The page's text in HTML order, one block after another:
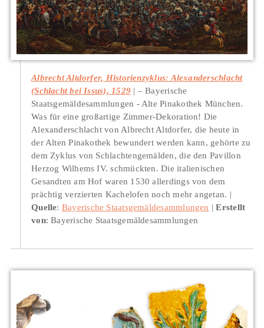
Albrecht Altdorfer, Historienzyklus: Alexanderschlacht
(Schlacht bei Issus), 1529
– Bayerische
Staatsgemäldesammlungen - Alte Pinakothek München.
Was für eine großartige Zimmer-Dekoration! Die
Alexanderschlacht von Albrecht Altdorfer, die heute in
der Alten Pinakothek bewundert werden kann, gehörte zu
dem Zyklus von Schlachtengemälden, die den Pavillon
Herzog Wilhems IV. schmückten. Die italienischen
Gesandten am Hof waren 1530 allerdings von dem
prächtig verzierten Kachelofen noch mehr angetan.
Quelle: Bayerische Staatsgemäldesammlungen
Erstellt
von: Bayerische Staatsgemäldesammlungen